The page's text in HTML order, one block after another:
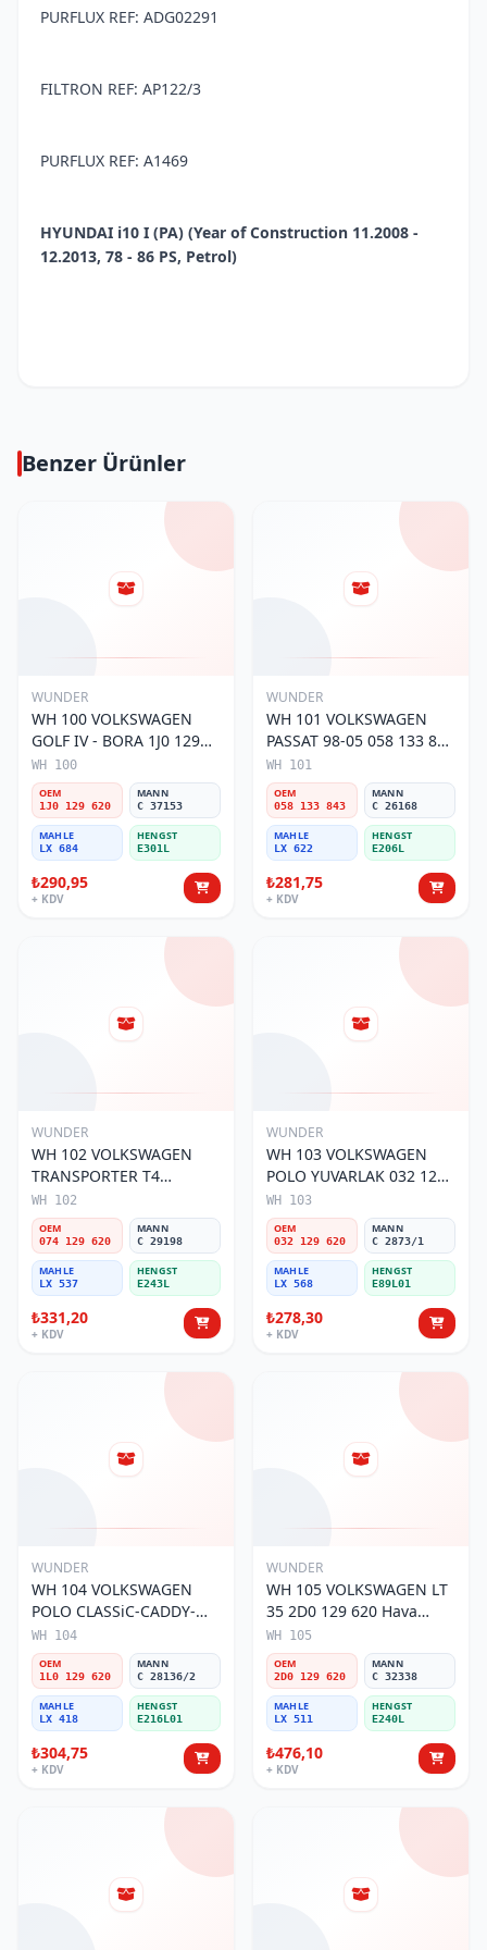
PURFLUX REF: ADG02291
FILTRON REF: AP122/3
PURFLUX REF: A1469
HYUNDAI i10 I (PA) (Year of Construction 11.2008 -
12.2013, 78 - 86 PS, Petrol)
Benzer Ürünler
WUNDER
WH 100 VOLKSWAGEN
GOLF IV - BORA 1J0 129
620 Hava Filtresi
WH 100
OEM
1J0 129 620
MANN
C 37153
MAHLE
LX 684
HENGST
E301L
₺290,95
+ KDV
WUNDER
WH 101 VOLKSWAGEN
PASSAT 98-05 058 133 843
Hava Filtresi
WH 101
OEM
058 133 843
MANN
C 26168
MAHLE
LX 622
HENGST
E206L
₺281,75
+ KDV
WUNDER
WH 102 VOLKSWAGEN
TRANSPORTER T4
(SÜNGERSiZ) 074 129 620
Hava Filtresi
WH 102
OEM
074 129 620
MANN
C 29198
MAHLE
LX 537
HENGST
E243L
₺331,20
+ KDV
WUNDER
WH 103 VOLKSWAGEN
POLO YUVARLAK 032 129
620 Hava Filtresi
WH 103
OEM
032 129 620
MANN
C 2873/1
MAHLE
LX 568
HENGST
E89L01
₺278,30
+ KDV
WUNDER
WH 104 VOLKSWAGEN
POLO CLASSiC-CADDY-
SEAT iBiZA 1L0 129 620
Hava Filtresi
WH 104
OEM
1L0 129 620
MANN
C 28136/2
MAHLE
LX 418
HENGST
E216L01
₺304,75
+ KDV
WUNDER
WH 105 VOLKSWAGEN LT
35 2D0 129 620 Hava
Filtresi
WH 105
OEM
2D0 129 620
MANN
C 32338
MAHLE
LX 511
HENGST
E240L
₺476,10
+ KDV